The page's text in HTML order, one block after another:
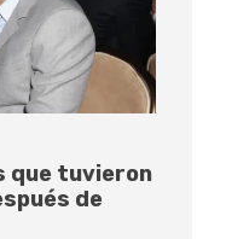
que tuvieron
de